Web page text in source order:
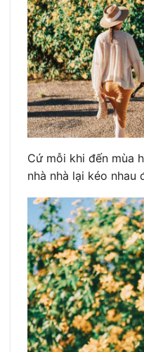
Cứ mỗi khi đến mùa
nhà nhà lại kéo nhau